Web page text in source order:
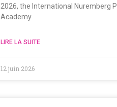
2026, the International Nuremberg
Academy
LIRE LA SUITE
12 juin 2026